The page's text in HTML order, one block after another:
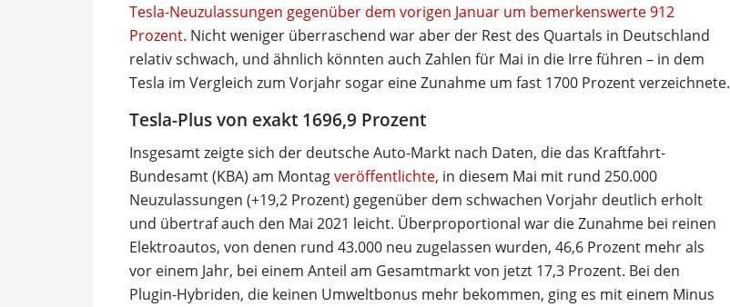
Tesla-Neuzulassungen gegenüber dem vorigen Januar um bemerkenswerte 912
Prozent. Nicht weniger überraschend war aber der Rest des Quartals in Deutschland
relativ schwach, und ähnlich könnten auch Zahlen für Mai in die Irre führen – in dem
Tesla im Vergleich zum Vorjahr sogar eine Zunahme um fast 1700 Prozent verzeichnete.
Tesla-Plus von exakt 1696,9 Prozent
Insgesamt zeigte sich der deutsche Auto-Markt nach Daten, die das Kraftfahrt-
Bundesamt (KBA) am Montagveröffentlichte, in diesem Mai mit rund 250.000
Neuzulassungen (+19,2 Prozent) gegenüber dem schwachen Vorjahr deutlich erholt
und übertraf auch den Mai 2021 leicht. Überproportional war die Zunahme bei reinen
Elektroautos, von denen rund 43.000 neu zugelassen wurden, 46,6 Prozent mehr als
vor einem Jahr, bei einem Anteil am Gesamtmarkt von jetzt 17,3 Prozent. Bei den
Plugin-Hybriden, die keinen Umweltbonus mehr bekommen, ging es mit einem Minus